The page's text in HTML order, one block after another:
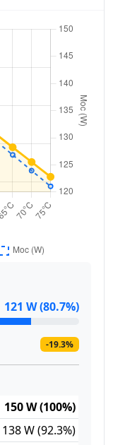
121 W (80.7%)
-19.3%
150 W (100%)
138 W (92.3%)